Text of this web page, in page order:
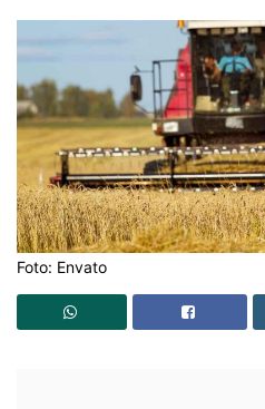
Foto: Envato